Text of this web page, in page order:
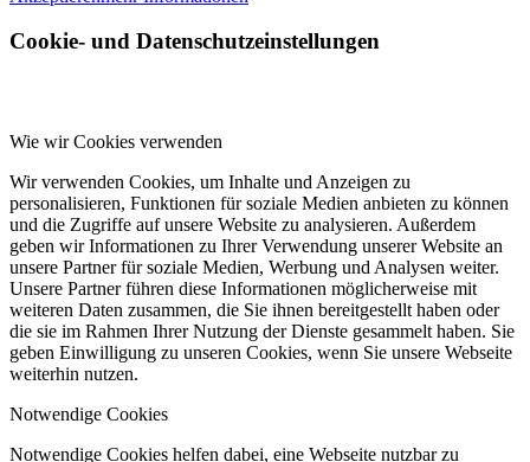
Cookie- und Datenschutzeinstellungen
Wie wir Cookies verwenden
Wir verwenden Cookies, um Inhalte und Anzeigen zu
personalisieren, Funktionen für soziale Medien anbieten zu können
und die Zugriffe auf unsere Website zu analysieren. Außerdem
geben wir Informationen zu Ihrer Verwendung unserer Website an
unsere Partner für soziale Medien, Werbung und Analysen weiter.
Unsere Partner führen diese Informationen möglicherweise mit
weiteren Daten zusammen, die Sie ihnen bereitgestellt haben oder
die sie im Rahmen Ihrer Nutzung der Dienste gesammelt haben. Sie
geben Einwilligung zu unseren Cookies, wenn Sie unsere Webseite
weiterhin nutzen.
Notwendige Cookies
Notwendige Cookies helfen dabei, eine Webseite nutzbar zu